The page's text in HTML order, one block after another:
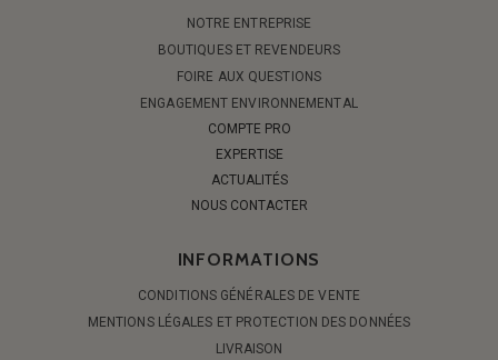
NOTRE ENTREPRISE
BOUTIQUES ET REVENDEURS
FOIRE AUX QUESTIONS
ENGAGEMENT ENVIRONNEMENTAL
COMPTE PRO
EXPERTISE
ACTUALITÉS
NOUS CONTACTER
INFORMATIONS
CONDITIONS GÉNÉRALES DE VENTE
MENTIONS LÉGALES ET PROTECTION DES DONNÉES
LIVRAISON